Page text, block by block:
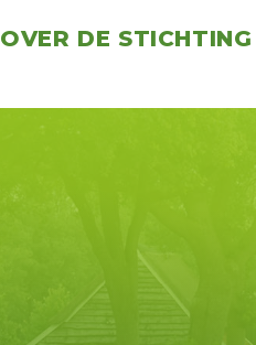
OVER DE STICHTING